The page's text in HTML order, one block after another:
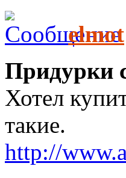
elmot
Придурки
Хотел
такие.
http://